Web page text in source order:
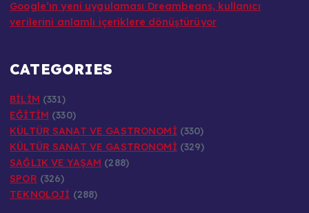
Google’ın yeni uygulaması Dreambeans, kullanıcı
verilerini anlamlı içeriklere dönüştürüyor
CATEGORIES
BİLİM (331)
EĞİTİM (330)
KÜLTÜR SANAT VE GASTRONOMİ (330)
KÜLTÜR SANAT VE GASTRONOMİ (329)
SAĞLIK VE YAŞAM (288)
SPOR (326)
TEKNOLOJİ (288)